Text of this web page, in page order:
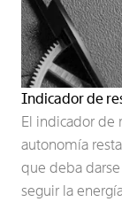
Indicador de
El indicador de
autonomía
que deba
seguir la